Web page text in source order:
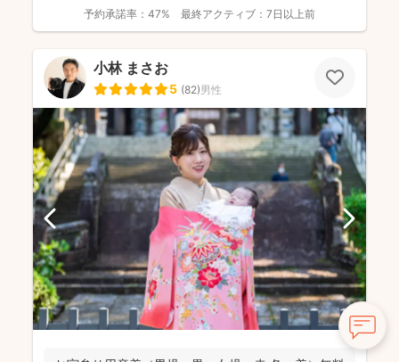
予約承諾率： 47% 最終アクティブ： 7日以上前
小林 まさお
5 (82)男性